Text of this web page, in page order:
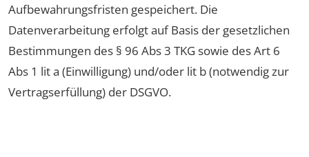
Aufbewahrungsfristen gespeichert. Die
Datenverarbeitung erfolgt auf Basis der gesetzlichen
Bestimmungen des § 96 Abs 3 TKG sowie des Art 6
Abs 1 lit a (Einwilligung) und/oder lit b (notwendig zur
Vertragserfüllung) der DSGVO.